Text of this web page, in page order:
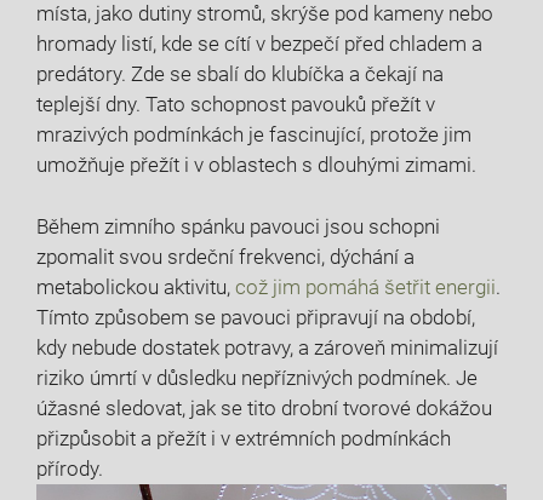
místa, jako dutiny stromů, skrýše pod kameny nebo
hromady listí, kde se cítí v bezpečí před chladem a
predátory. Zde se sbalí do klubíčka a čekají na
teplejší dny. Tato schopnost pavouků přežít v
mrazivých podmínkách je fascinující, protože jim
umožňuje přežít i v oblastech s dlouhými zimami.
Během zimního spánku pavouci jsou schopni
zpomalit svou srdeční frekvenci, dýchání a
metabolickou aktivitu, což jim pomáhá šetřit energii.
Tímto způsobem se pavouci připravují na období,
kdy nebude dostatek potravy, a zároveň minimalizují
riziko úmrtí v důsledku nepříznivých podmínek. Je
úžasné sledovat, jak se tito drobní tvorové dokážou
přizpůsobit a přežít i v extrémních podmínkách
přírody.